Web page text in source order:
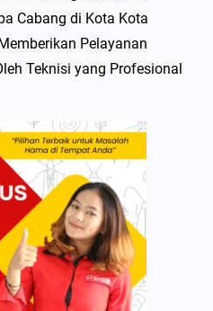
Cabang di Kota Kota
Pelayanan
Teknisi yang Profesional